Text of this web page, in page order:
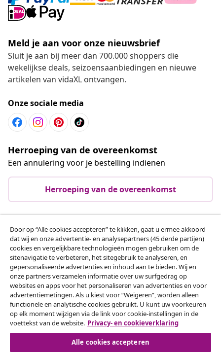
Meld je aan voor onze nieuwsbrief
Sluit je aan bij meer dan 700.000 shoppers die
wekelijkse deals, seizoensaanbiedingen en nieuwe
artikelen van vidaXL ontvangen.
Onze sociale media
Herroeping van de overeenkomst
Een annulering voor je bestelling indienen
Herroeping van de overeenkomst
Klantenservice
Zakelijk
vidaXL
Ontdek meer
Door op “Alle cookies accepteren” te klikken, gaat u ermee akkoord
dat wij en onze advertentie- en analysepartners (45 derde partijen)
cookies en vergelijkbare technologieën mogen gebruiken om de
sitenavigatie te verbeteren, het sitegebruik te analyseren, en
gepersonaliseerde advertenties en inhoud aan te bieden. Wij en
onze partners verzamelen informatie over uw surfgedrag op
websites en apps voor het personaliseren van advertenties en voor
advertentiemetingen. Als u kiest voor “Weigeren”, worden alleen
functionele en analytische cookies gebruikt. U kunt uw voorkeuren
op elk moment wijzigen via de link voor cookie-instellingen in de
voettekst van de website. Privacy- en cookieverklaring
Alle cookies accepteren